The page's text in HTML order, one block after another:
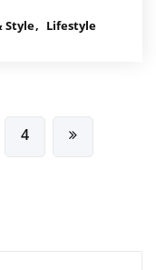
Style Lifestyle
4